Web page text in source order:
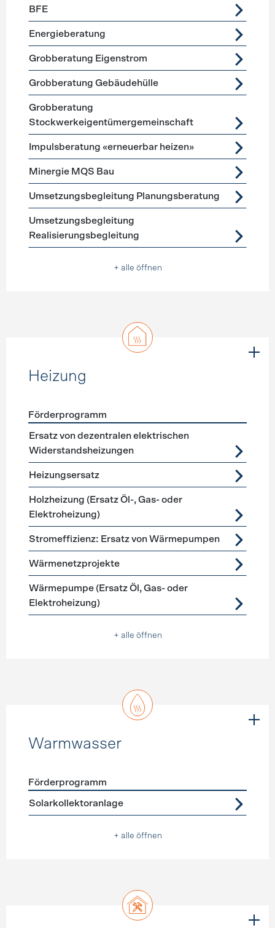
BFE
Energieberatung
Grobberatung Eigenstrom
Grobberatung Gebäudehülle
Grobberatung
Stockwerkeigentümergemeinschaft
Impulsberatung «erneuerbar heizen»
Minergie MQS Bau
Umsetzungsbegleitung Planungsberatung
Umsetzungsbegleitung
Realisierungsbegleitung
+ alle öffnen
Heizung
Förderprogramme Heizung
Förderprogramm
Ersatz von dezentralen elektrischen
Widerstandsheizungen
Heizungsersatz
Holzheizung (Ersatz Öl-, Gas- oder
Elektroheizung)
Stromeffizienz: Ersatz von Wärmepumpen
Wärmenetzprojekte
Wärmepumpe (Ersatz Öl, Gas- oder
Elektroheizung)
+ alle öffnen
Warmwasser
Förderprogramme
Förderprogramm
Solarkollektoranlage
+ alle öffnen